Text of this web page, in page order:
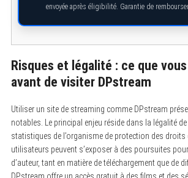
envoyée après éligibilité. Garantie de
Risques et légalité : ce que
avant de visiter DPstream
Utiliser un site de streaming comme DPstream
notables. Le principal enjeu réside dans la légalité
statistiques de l’organisme de protection des droits
utilisateurs peuvent s’exposer à des poursuites
d’auteur, tant en matière de téléchargement que de